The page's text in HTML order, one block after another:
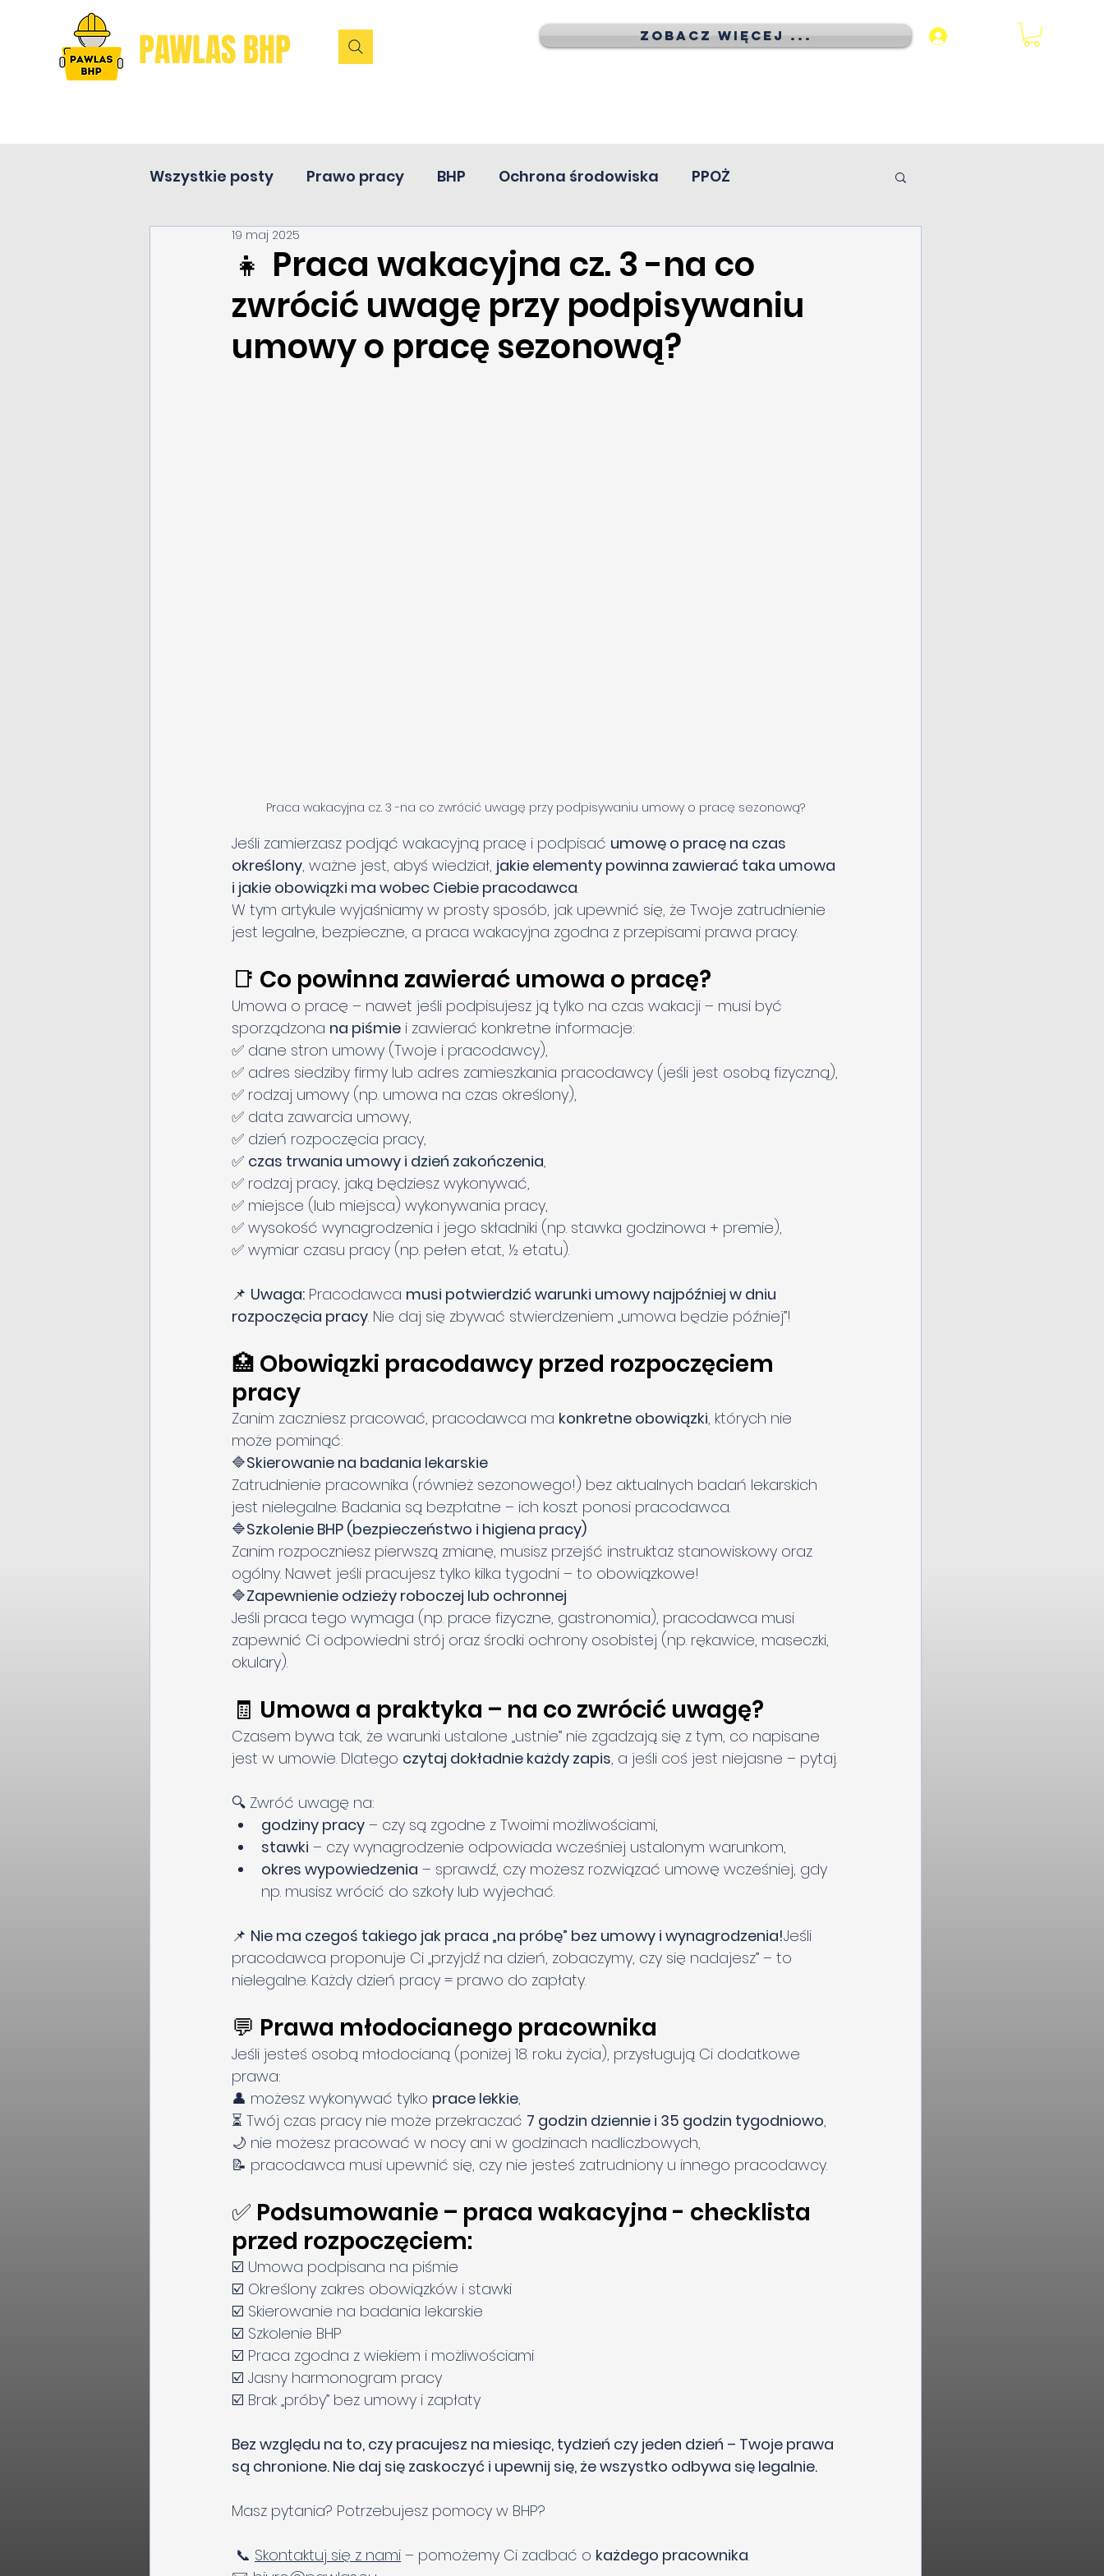
PAWLAS BHP Zobacz więcej ...
Wszystkie posty Prawo pracy BHP Ochrona środowiska PPOŻ
Pierwsza pomoc
👧 Praca wakacyjna cz. 3 -na co
zwrócić uwagę przy podpisywaniu
umowy o pracę sezonową?
19 maj 2025
Praca wakacyjna cz. 3 -na co zwrócić uwagę przy podpisywaniu umowy o pracę sezonową?
Jeśli zamierzasz podjąć wakacyjną pracę i podpisać umowę o pracę na czas
określony, ważne jest, abyś wiedział, jakie elementy powinna zawierać taka umowa
i jakie obowiązki ma wobec Ciebie pracodawca.
W tym artykule wyjaśniamy w prosty sposób, jak upewnić się, że Twoje zatrudnienie
jest legalne, bezpieczne, a praca wakacyjna zgodna z przepisami prawa pracy.
📑 Co powinna zawierać umowa o pracę?
Umowa o pracę – nawet jeśli podpisujesz ją tylko na czas wakacji – musi być
sporządzona na piśmie i zawierać konkretne informacje:
✅ dane stron umowy (Twoje i pracodawcy),
✅ adres siedziby firmy lub adres zamieszkania pracodawcy (jeśli jest osobą fizyczną),
✅ rodzaj umowy (np. umowa na czas określony),
✅ data zawarcia umowy,
✅ dzień rozpoczęcia pracy,
✅ czas trwania umowy i dzień zakończenia,
✅ rodzaj pracy, jaką będziesz wykonywać,
✅ miejsce (lub miejsca) wykonywania pracy,
✅ wysokość wynagrodzenia i jego składniki (np. stawka godzinowa + premie),
✅ wymiar czasu pracy (np. pełen etat, ½ etatu).
📌 Uwaga: Pracodawca musi potwierdzić warunki umowy najpóźniej w dniu
rozpoczęcia pracy. Nie daj się zbywać stwierdzeniem „umowa będzie później”!
🏥 Obowiązki pracodawcy przed rozpoczęciem
pracy
Zanim zaczniesz pracować, pracodawca ma konkretne obowiązki, których nie
może pominąć:
🔷Skierowanie na badania lekarskie
Zatrudnienie pracownika (również sezonowego!) bez aktualnych badań lekarskich
jest nielegalne. Badania są bezpłatne – ich koszt ponosi pracodawca.
🔷Szkolenie BHP (bezpieczeństwo i higiena pracy)
Zanim rozpoczniesz pierwszą zmianę, musisz przejść instruktaż stanowiskowy oraz
ogólny. Nawet jeśli pracujesz tylko kilka tygodni – to obowiązkowe!
🔷Zapewnienie odzieży roboczej lub ochronnej
Jeśli praca tego wymaga (np. prace fizyczne, gastronomia), pracodawca musi
zapewnić Ci odpowiedni strój oraz środki ochrony osobistej (np. rękawice, maseczki,
okulary).
🧾 Umowa a praktyka – na co zwrócić uwagę?
Czasem bywa tak, że warunki ustalone „ustnie” nie zgadzają się z tym, co napisane
jest w umowie. Dlatego czytaj dokładnie każdy zapis, a jeśli coś jest niejasne – pytaj.
🔍 Zwróć uwagę na:
godziny pracy – czy są zgodne z Twoimi możliwościami,
stawki – czy wynagrodzenie odpowiada wcześniej ustalonym warunkom,
okres wypowiedzenia – sprawdź, czy możesz rozwiązać umowę wcześniej, gdy
np. musisz wrócić do szkoły lub wyjechać.
📌 Nie ma czegoś takiego jak praca „na próbę” bez umowy i wynagrodzenia!Jeśli
pracodawca proponuje Ci „przyjdź na dzień, zobaczymy, czy się nadajesz” – to
nielegalne. Każdy dzień pracy = prawo do zapłaty.
💬 Prawa młodocianego pracownika
Jeśli jesteś osobą młodocianą (poniżej 18. roku życia), przysługują Ci dodatkowe
prawa:
👤 możesz wykonywać tylko prace lekkie,
⏳ Twój czas pracy nie może przekraczać 7 godzin dziennie i 35 godzin tygodniowo,
🌙 nie możesz pracować w nocy ani w godzinach nadliczbowych,
📝 pracodawca musi upewnić się, czy nie jesteś zatrudniony u innego pracodawcy.
✅ Podsumowanie – praca wakacyjna - checklista
przed rozpoczęciem:
☑️ Umowa podpisana na piśmie
☑️ Określony zakres obowiązków i stawki
☑️ Skierowanie na badania lekarskie
☑️ Szkolenie BHP
☑️ Praca zgodna z wiekiem i możliwościami
☑️ Jasny harmonogram pracy
☑️ Brak „próby” bez umowy i zapłaty
Bez względu na to, czy pracujesz na miesiąc, tydzień czy jeden dzień – Twoje prawa
są chronione. Nie daj się zaskoczyć i upewnij się, że wszystko odbywa się legalnie.
Masz pytania? Potrzebujesz pomocy w BHP?
📞 Skontaktuj się z nami – pomożemy Ci zadbać o każdego pracownika.